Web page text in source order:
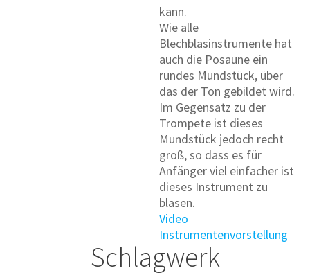
kann.
Wie alle
Blechblasinstrumente hat
auch die Posaune ein
rundes Mundstück, über
das der Ton gebildet wird.
Im Gegensatz zu der
Trompete ist dieses
Mundstück jedoch recht
groß, so dass es für
Anfänger viel einfacher ist
dieses Instrument zu
blasen.
Video
Instrumentenvorstellung
Schlagwerk